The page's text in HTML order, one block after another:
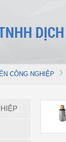
CÔNG NGHIỆP